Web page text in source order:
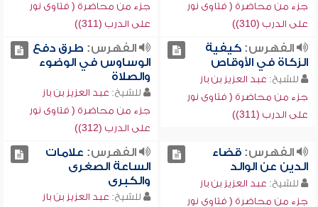
جزء من محاضرة ( فتاوى نور
على الدرب (310))
جزء من محاضرة ( فتاوى نور
على الدرب (311))
الفهرس:كيفية
الزكاة في الأوقاص
للشيخ: عبد العزيز بن باز
جزء من محاضرة ( فتاوى نور
على الدرب (311))
الفهرس: طرق دفع
الوساوس في الوضوء
والصلاة
للشيخ: عبد العزيز بن باز
جزء من محاضرة ( فتاوى نور
على الدرب (312))
الفهرس:قضاء
الدين عن الوالد
للشيخ: عبد العزيز بن باز
جزء من محاضرة ( فتاوى نور
الفهرس: علامات
الساعة الصغرى
والكبرى
للشيخ: عبد العزيز بن باز